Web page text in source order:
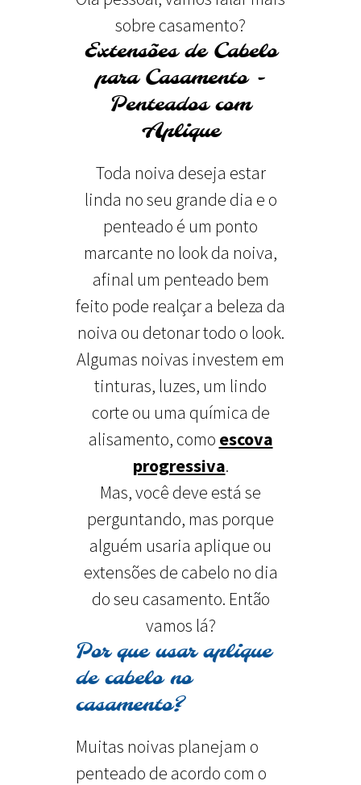
sobre casamento?
Extensões de Cabelo
para Casamento -
Penteados com
Aplique
Toda noiva deseja estar
linda no seu grande dia e o
penteado é um ponto
marcante no look da noiva,
afinal um penteado bem
feito pode realçar a beleza da
noiva ou detonar todo o look.
Algumas noivas investem em
tinturas, luzes, um lindo
corte ou uma química de
alisamento, como escova
progressiva.
Mas, você deve está se
perguntando, mas porque
alguém usaria aplique ou
extensões de cabelo no dia
do seu casamento. Então
vamos lá?
Por que usar aplique
de cabelo no
casamento?
Muitas noivas planejam o
penteado de acordo com o